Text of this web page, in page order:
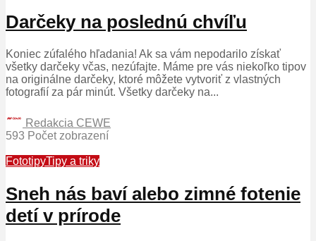
Darčeky na poslednú chvíľu
Koniec zúfalého hľadania! Ak sa vám nepodarilo získať
všetky darčeky včas, nezúfajte. Máme pre vás niekoľko tipov
na originálne darčeky, ktoré môžete vytvoriť z vlastných
fotografií za pár minút. Všetky darčeky na...
Redakcia CEWE
593 Počet zobrazení
FototipyTipy a triky
Sneh nás baví alebo zimné fotenie
detí v prírode